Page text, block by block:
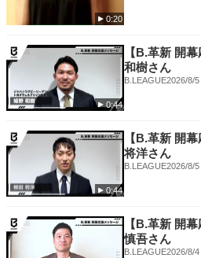
▼チャンネル登録よろしくお願いします▼
#テレ東 #スポ―ツ #SPORTS #テレビ東京
0:20
0:44
【B.革新 開
和樹さん
B.LEAGUE2026/8/5
0:44
【B.革新 開
将洋さん
B.LEAGUE2026/8/
【B.革新 開
慎吾さん
B.LEAGUE2026/8/4